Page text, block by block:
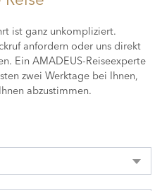
ist ganz unkompliziert.
anfordern oder uns direkt
Ein AMADEUS-Reiseexperte
zwei Werktage bei Ihnen,
abzustimmen.